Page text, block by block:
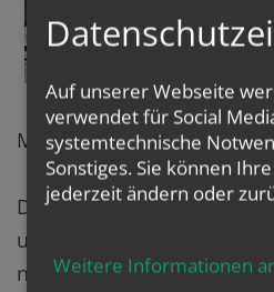
Militärlagers Vindobona.
Die Kirche selbst soll von
um 792 gegründet worden
nachgewiesen ist.
Auf unserer Webseite
verwendet für Social
systemtechnische
Sonstiges. Sie können
jederzeit ändern oder
Weitere Informationen